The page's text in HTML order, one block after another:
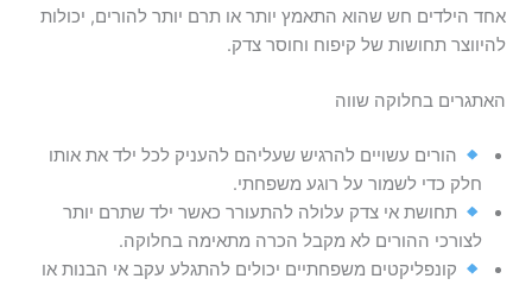
אחד הילדים חש שהוא התאמץ יותר או תרם יותר להורים, יכולות
להיווצר תחושות של קיפוח וחוסר צדק.
האתגרים בחלוקה שווה
הורים עשויים להרגיש שעליהם להעניק לכל ילד את אותו
חלק כדי לשמור על רוגע משפחתי.
תחושת אי צדק עלולה להתעורר כאשר ילד שתרם יותר
לצורכי ההורים לא מקבל הכרה מתאימה בחלוקה.
קונפליקטים משפחתיים יכולים להתגלע עקב אי הבנות או